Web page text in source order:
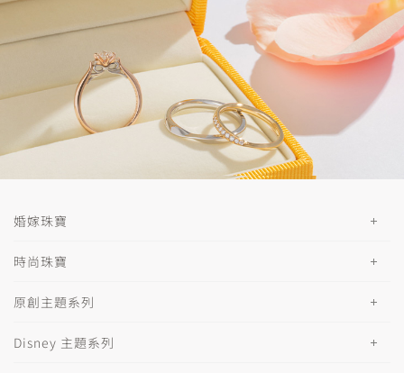
婚嫁珠寶
時尚珠寶
原創主題系列
Disney 主題系列